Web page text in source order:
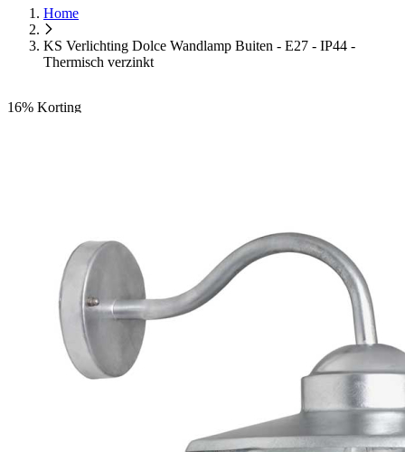
Home
KS Verlichting Dolce Wandlamp Buiten - E27 - IP44 -
Thermisch verzinkt
16% Korting